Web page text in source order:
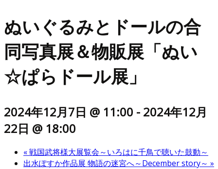
ぬいぐるみとドールの合
同写真展＆物販展「ぬい
☆ぱらドール展」
2024年12月7日 @ 11:00 - 2024年12月
22日 @ 18:00
«戦国武将様大展覧会～いろはに千鳥で聴いた鼓動～
出水ぽすか作品展 物語の迷宮へ～December story～ »